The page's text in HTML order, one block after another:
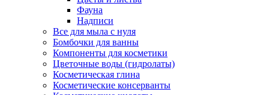
Фауна
Надписи
Все для мыла с нуля
Бомбочки для ванны
Компоненты для косметики
Цветочные воды (гидролаты)
Косметическая глина
Косметические консерванты